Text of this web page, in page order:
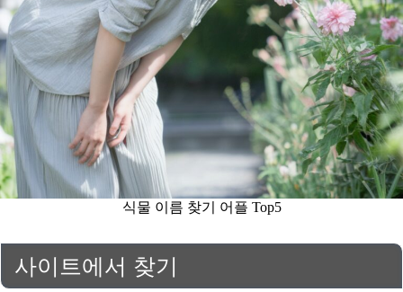
식물 이름 찾기 어플 Top5
사이트에서 찾기